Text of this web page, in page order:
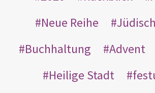
Neue Reihe
Buchhaltung
Advent
Heilige Stadt